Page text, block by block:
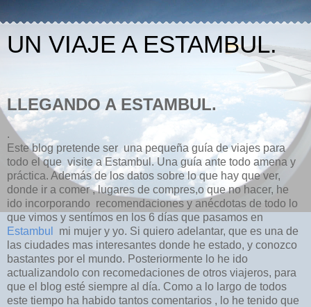
UN VIAJE A ESTAMBUL.
LLEGANDO A ESTAMBUL.
.
Este blog pretende ser una pequeña guía de viajes para
todo el que visite a Estambul. Una guía ante todo amena y
práctica. Además de los datos sobre lo que hay que ver,
donde ir a comer , lugares de compres,o que no hacer, he
ido incorporando recomendaciones y anécdotas de todo lo
que vimos y sentímos en los 6 días que pasamos en
Estambul
mi mujer y yo. Si quiero adelantar, que es una de
las ciudades mas interesantes donde he estado, y conozco
bastantes por el mundo. Posteriormente lo he ido
actualizandolo con recomedaciones de otros viajeros, para
que el blog esté siempre al día. Como a lo largo de todos
este tiempo ha habido tantos comentarios , lo he tenido que